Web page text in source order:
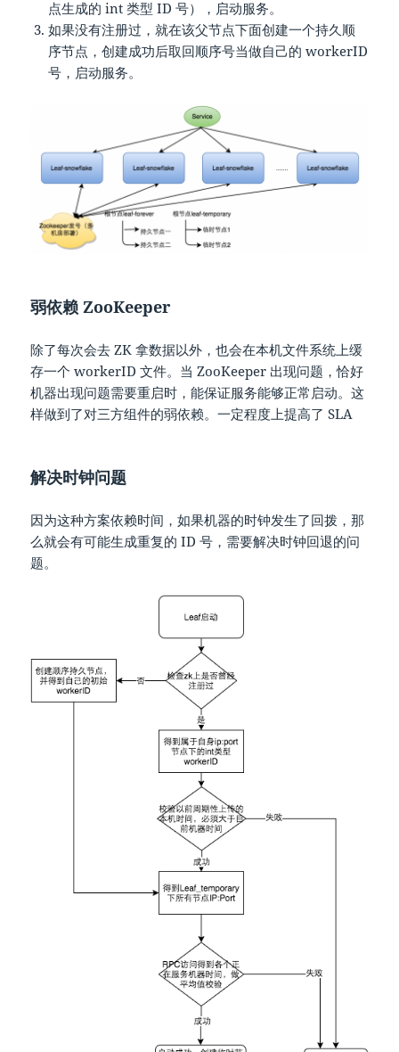
点生成的 int 类型 ID 号），启动服务。
如果没有注册过，就在该父节点下面创建一个持久顺
序节点，创建成功后取回顺序号当做自己的 workerID
号，启动服务。
弱依赖 ZooKeeper
除了每次会去 ZK 拿数据以外，也会在本机文件系统上缓
存一个 workerID 文件。当 ZooKeeper 出现问题，恰好
机器出现问题需要重启时，能保证服务能够正常启动。这
样做到了对三方组件的弱依赖。一定程度上提高了 SLA
解决时钟问题
因为这种方案依赖时间，如果机器的时钟发生了回拨，那
么就会有可能生成重复的 ID 号，需要解决时钟回退的问
题。